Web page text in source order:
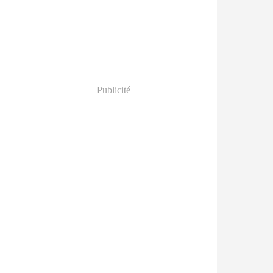
Publicité